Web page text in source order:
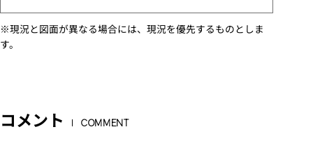
※現況と図面が異なる場合には、現況を優先するものとしま
す。
コメント COMMENT